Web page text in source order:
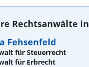
Rechtsanwälte
Fehsenfeld
für Steuerrecht
für Erbrecht